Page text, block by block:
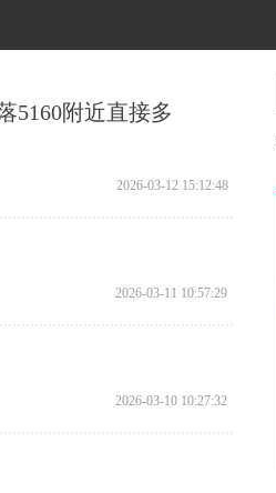
5160附近直接多
2026-03-12 15:12:48
2026-03-11 10:57:29
2026-03-10 10:27:32